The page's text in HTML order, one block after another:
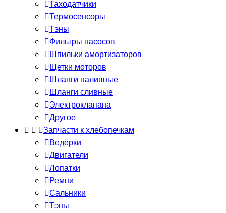
Таходатчики
Термосенсоры
Тэны
Фильтры насосов
Шпильки амортизаторов
Щетки моторов
Шланги наливные
Шланги сливные
Электроклапана
Другое
Запчасти к хлебопечкам
Ведёрки
Двигатели
Лопатки
Ремни
Сальники
Тэны